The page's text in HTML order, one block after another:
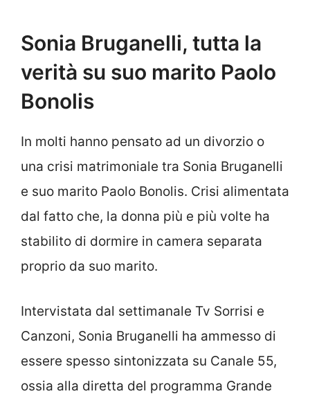
Sonia Bruganelli, tutta la
verità su suo marito Paolo
Bonolis
In molti hanno pensato ad un divorzio o
una crisi matrimoniale tra Sonia Bruganelli
e suo marito Paolo Bonolis. Crisi alimentata
dal fatto che, la donna più e più volte ha
stabilito di dormire in camera separata
proprio da suo marito.
Intervistata dal settimanale Tv Sorrisi e
Canzoni, Sonia Bruganelli ha ammesso di
essere spesso sintonizzata su Canale 55,
ossia alla diretta del programma Grande